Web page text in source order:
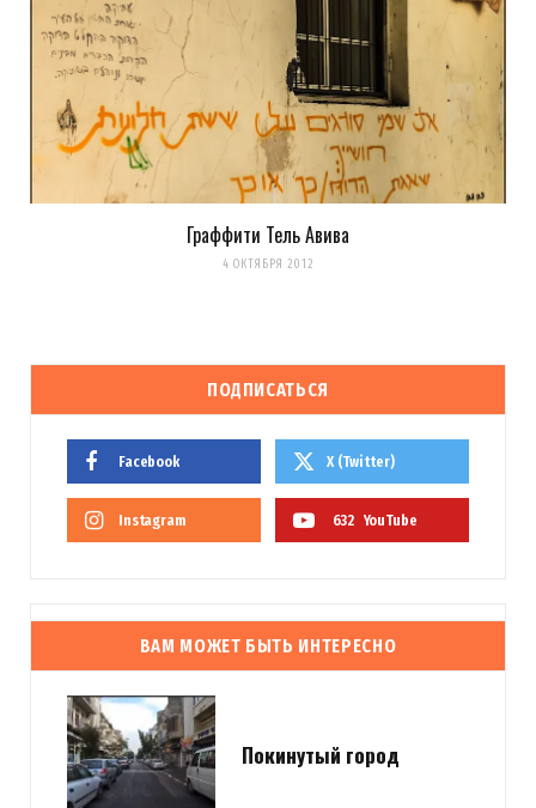
Граффити Тель Авива
4 ОКТЯБРЯ 2012
ПОДПИСАТЬСЯ
Facebook X (Twitter)
Instagram 632 YouTube
ВАМ МОЖЕТ БЫТЬ ИНТЕРЕСНО
Покинутый город